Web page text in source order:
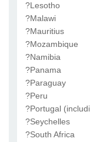
?Lesotho
?Malawi
?Mauritius
?Mozambique
?Namibia
?Panama
?Paraguay
?Peru
?Portugal
?Seychelles
?South Africa